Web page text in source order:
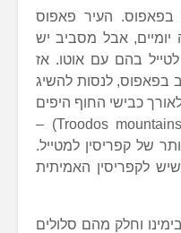
העיר פאפוס
אבל מסביב יש
בהם עם אוטו. אז
בפאפוס, לנסות להשיג
כבישי החוף היפים
Troodos
) –
של קפריסין למטייל.
לקפריסין האמיתית
וחלק מהם סלולים